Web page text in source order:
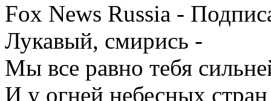
Fox News Russia -
Лукавый, смирись -
Мы все равно тебя
И у огней небесных стран